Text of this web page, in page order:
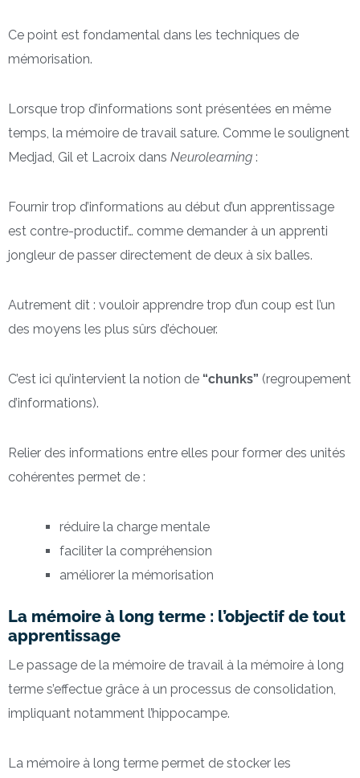
Ce point est fondamental dans les techniques de
mémorisation.
Lorsque trop d’informations sont présentées en même
temps, la mémoire de travail sature. Comme le soulignent
Medjad, Gil et Lacroix dans Neurolearning :
Fournir trop d’informations au début d’un apprentissage
est contre-productif… comme demander à un apprenti
jongleur de passer directement de deux à six balles.
Autrement dit : vouloir apprendre trop d’un coup est l’un
des moyens les plus sûrs d’échouer.
C’est ici qu’intervient la notion de “chunks” (regroupement
d’informations).
Relier des informations entre elles pour former des unités
cohérentes permet de :
réduire la charge mentale
faciliter la compréhension
améliorer la mémorisation
La mémoire à long terme : l’objectif de tout
apprentissage
Le passage de la mémoire de travail à la mémoire à long
terme s’effectue grâce à un processus de consolidation,
impliquant notamment l’hippocampe.
La mémoire à long terme permet de stocker les